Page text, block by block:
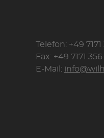
Telefon: +49
Fax: +49 7171
E-Mail: